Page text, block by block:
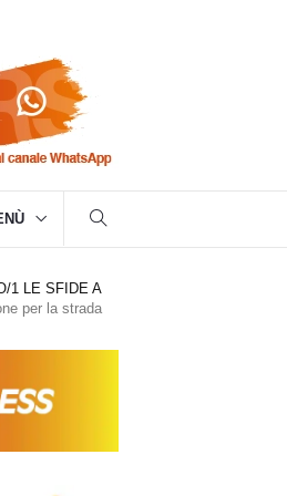
1 LE SFIDE A
per la strada